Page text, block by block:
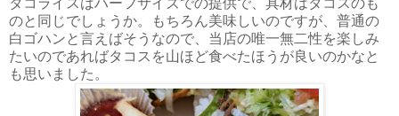
のと同じでしょうか。もちろん美味しいのですが、普通の
白ゴハンと言えばそうなので、当店の唯一無二性を楽しみ
たいのであればタコスを山ほど食べたほうが良いのかなと
も思いました。